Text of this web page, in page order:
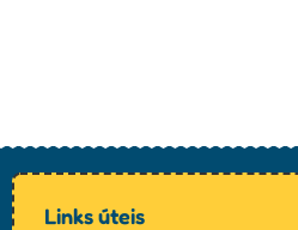
Links úteis